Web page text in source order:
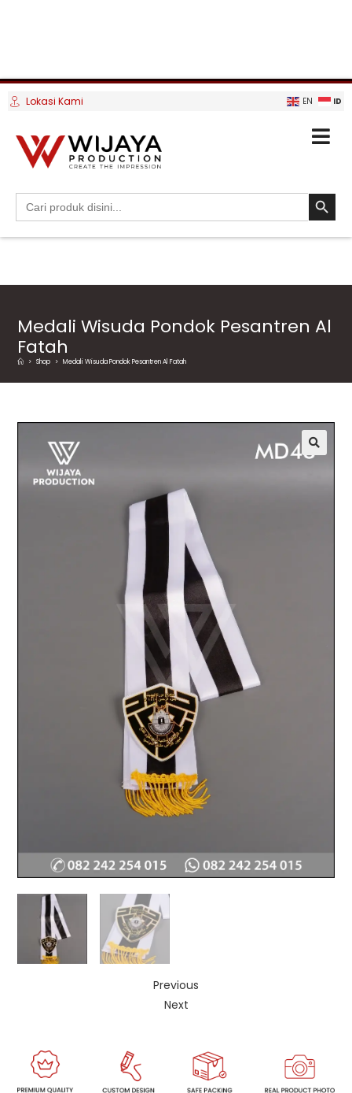
Lokasi Kami EN ID
Search
for:
SEARCH
Medali Wisuda Pondok Pesantren Al
Fatah
> Shop > Medali Wisuda Pondok Pesantren Al Fatah
Previous
Next